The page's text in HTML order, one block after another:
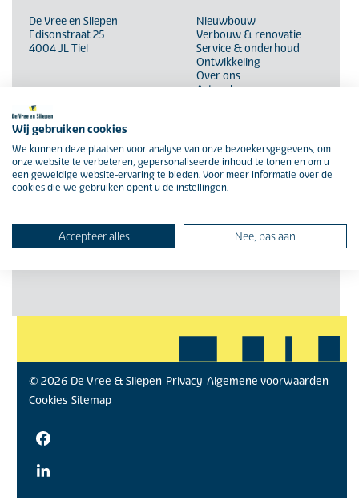
De Vree en Sliepen
Edisonstraat 25
4004 JL Tiel
bouw@vreesliepen.nl
Nieuwbouw
Verbouw & renovatie
Service & onderhoud
Ontwikkeling
Over ons
Actueel
© 2026 De Vree & Sliepen Privacy Algemene voorwaarden
Cookies Sitemap
Facebook
LinkedIn
Wij gebruiken cookies
We kunnen deze plaatsen voor analyse van onze bezoekersgegevens, om
onze website te verbeteren, gepersonaliseerde inhoud te tonen en om u
een geweldige website-ervaring te bieden. Voor meer informatie over de
cookies die we gebruiken opent u de instellingen.
Accepteer alles Nee, pas aan